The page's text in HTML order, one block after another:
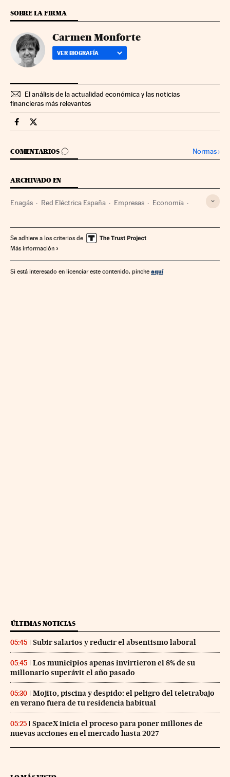
SOBRE LA FIRMA
Carmen Monforte
VER BIOGRAFÍA
El análisis de la actualidad económica y las noticias
financieras más relevantes
Companias Cinco Días en Facebook
Companias Cinco Días en Twitter
COMENTARIOS
IR A LOS COMENTARIOS Normas›
ARCHIVADO EN
Enagás Red Eléctrica España Empresas Economía
Se adhiere a los criterios de
Más información
Si está interesado en licenciar este contenido, pinche aquí
ÚLTIMAS NOTICIAS
05:45 Subir salarios y reducir el absentismo laboral
05:45
Los municipios apenas invirtieron el 8% de su
millonario superávit el año pasado
05:30
Mojito, piscina y despido: el peligro del teletrabajo
en verano fuera de tu residencia habitual
05:25
SpaceX inicia el proceso para poner millones de
nuevas acciones en el mercado hasta 2027